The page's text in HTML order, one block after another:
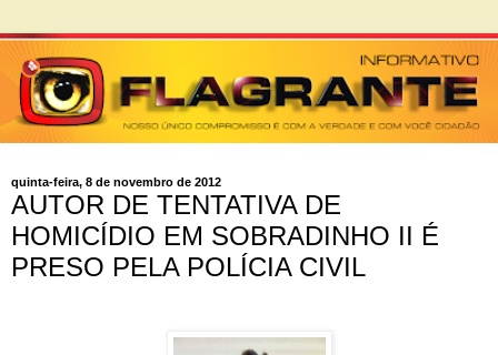
quinta-feira, 8 de novembro de 2012
AUTOR DE TENTATIVA DE
HOMICÍDIO EM SOBRADINHO II É
PRESO PELA POLÍCIA CIVIL